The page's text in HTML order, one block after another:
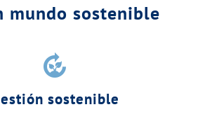
mundo sostenible
compost
sostenible